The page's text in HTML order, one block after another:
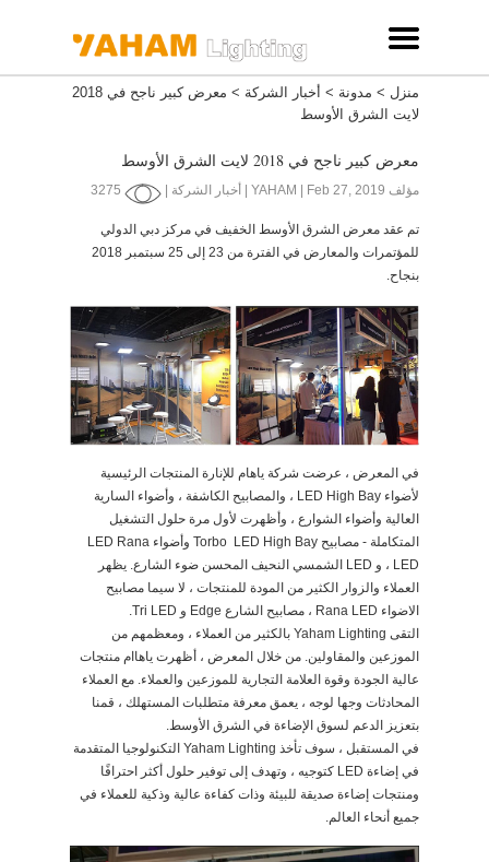
منزل > مدونة > أخبار الشركة >
معرض كبير ناجح في 2018
لايت الشرق الأوسط
معرض كبير ناجح في 2018 لايت الشرق الأوسط
مؤلف YAHAM | Feb 27, 2019 | أخبار الشركة |
تم عقد معرض الشرق الأوسط الخفيف في مركز دبي الدولي
للمؤتمرات والمعارض في الفترة من 23 إلى 25 سبتمبر 2018
بنجاح.
في المعرض ، عرضت شركة ياهام للإنارة المنتجات الرئيسية
لأضواء LED High Bay ، والمصابيح الكاشفة ، وأضواء السارية
العالية وأضواء الشوارع ، وأظهرت لأول مرة حلول التشغيل
المتكاملة - مصابيح Torbo LED High Bay وأضواء LED Rana
LED ، و LED الشمسي النحيف المحسن ضوء الشارع. يظهر
العملاء والزوار الكثير من المودة للمنتجات ، لا سيما مصابيح
الاضواء Rana LED ، مصابيح الشارع Edge و Tri LED.
التقى Yaham Lighting بالكثير من العملاء ، ومعظمهم من
الموزعين والمقاولين. من خلال المعرض ، أظهرت ياهاام منتجات
عالية الجودة وقوة العلامة التجارية للموزعين والعملاء. مع العملاء
المحادثات وجها لوجه ، يعمق معرفة متطلبات المستهلك ، قمنا
بتعزيز الدعم لسوق الإضاءة في الشرق الأوسط.
في المستقبل ، سوف تأخذ Yaham Lighting التكنولوجيا المتقدمة
في إضاءة LED كتوجيه ، وتهدف إلى توفير حلول أكثر احترافًا
ومنتجات إضاءة صديقة للبيئة وذات كفاءة عالية وذكية للعملاء في
جميع أنحاء العالم.